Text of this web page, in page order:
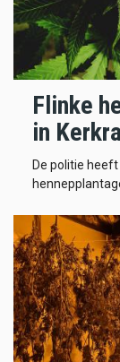
Flinke
in
De politie